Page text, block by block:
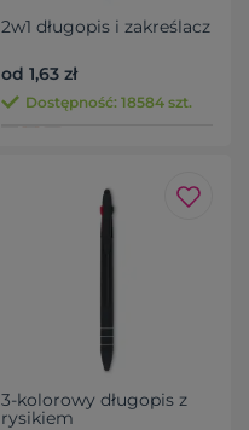
2w1 długopis i zakreślacz
od 1,63 zł
Dostępność: 18584 szt.
3-kolorowy długopis z
rysikiem